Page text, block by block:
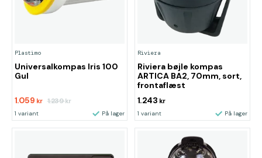
Plastimo
Universalkompas Iris 100
Gul
1.059 kr 1.239kr
1 variant På lager
Riviera
Riviera bøjle kompas
ARTICA BA2, 70mm, sort,
frontaflæst
1.243 kr
1 variant På lager